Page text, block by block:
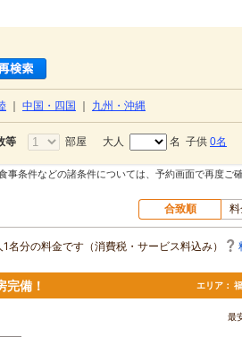
中国・四国 九州・沖縄
等 部屋 大人 名 子供 0名
事条件などの諸条件については、予約画面で再度ご確
合致順
名分の料金です（消費税・サービス料込み）
備！ エリア：
最